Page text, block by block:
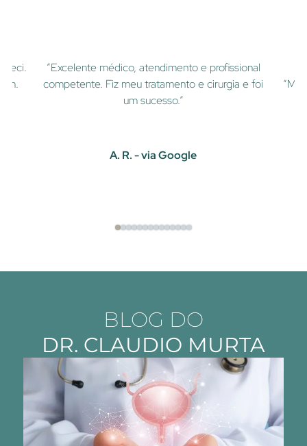
“Excelente médico, atendimento e profissional
competente. Fiz meu tratamento e cirurgia e foi
um sucesso.”
A. R. - via Google
BLOG DO
DR. CLAUDIO MURTA